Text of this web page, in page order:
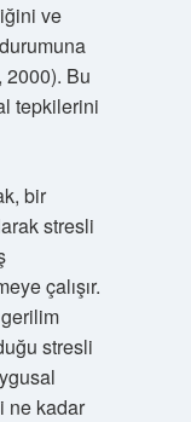
ve
2000). Bu
tepkilerini
bir
stresli
çalışır.
stresli
ne kadar